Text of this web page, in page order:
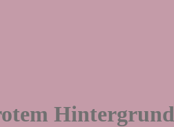
Hintergrund